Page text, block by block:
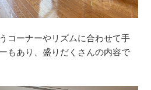
コーナーやリズムに合わせて手
もあり、盛りだくさんの内容で